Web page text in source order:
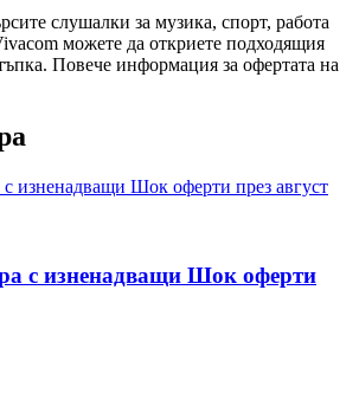
слушалки за музика, спорт, работа
можете да откриете подходящия
Повече информация за офертата на
с изненадващи Шок оферти